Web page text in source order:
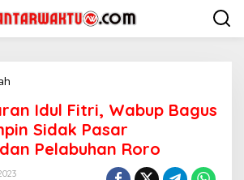
Idul
Fitri,
Wabup
Bagus
Santoso
Idul Fitri, Wabup Bagus
Sidak Pasar
Pelabuhan Roro